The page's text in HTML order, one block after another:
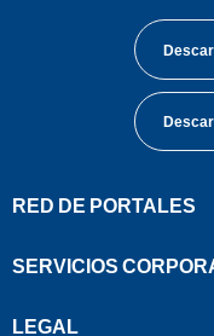
RED DE PORTALES
SERVICIOS
LEGAL